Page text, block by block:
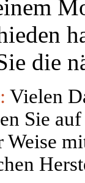
die
Vielen
Sie
Weise